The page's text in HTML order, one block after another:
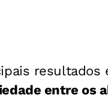
resultados
entre os